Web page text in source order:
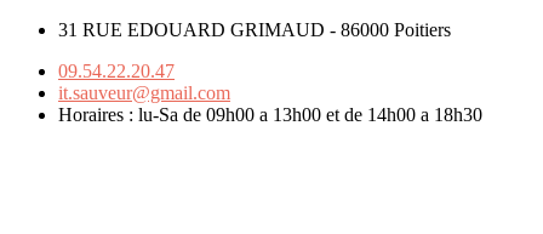
31 RUE EDOUARD GRIMAUD - 86000 Poitiers
09.54.22.20.47
it.sauveur@gmail.com
Horaires : lu-Sa de 09h00 a 13h00 et de 14h00 a 18h30